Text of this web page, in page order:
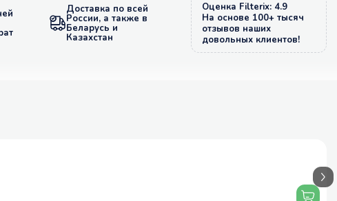
Доставка по всей
России, а также в
Беларусь и
Казахстан
Оценка Filterix: 4.9
На основе 100+ тысяч
отзывов наших
довольных клиентов!